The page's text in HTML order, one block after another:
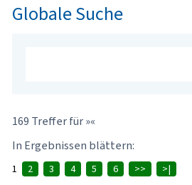
Globale Suche
169 Treffer für »«
In Ergebnissen blättern:
1 2 3 4 5 6 >> >|